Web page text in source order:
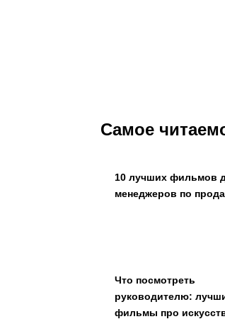
Самое
10 лучших фильмов
менеджеров по
Что посмотреть
руководителю:
фильмы про